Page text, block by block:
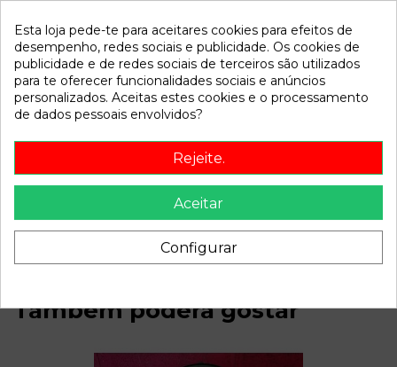
- ...
Referência 810381
Disponível a partir de: 2022-04-04
Recambio de electroventilador para suzuki swift berlina
(mz) | 0.05 - ... swift berlina (mz) | 0.05 - ... referencia OEM
IAM
Também poderá gostar
Esta loja pede-te para aceitares cookies para efeitos de
desempenho, redes sociais e publicidade. Os cookies de
publicidade e de redes sociais de terceiros são utilizados
para te oferecer funcionalidades sociais e anúncios
personalizados. Aceitas estes cookies e o processamento
de dados pessoais envolvidos?
Rejeite.
Aceitar
Configurar